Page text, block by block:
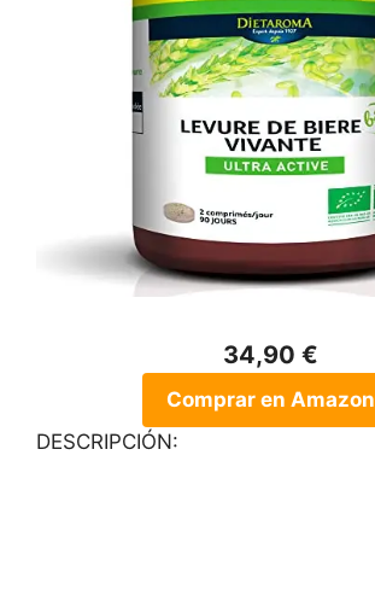
34,90 €
Comprar en Amazon
DESCRIPCIÓN: